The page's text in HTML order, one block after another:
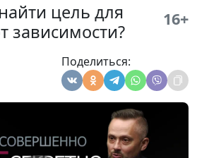
цель для
зависимости?
16+
Поделиться:
Мария Мараханова,
психолог; Александр
священнослужитель,
консультант по
семейным
взаимоотношениям
Мария Мараханова,